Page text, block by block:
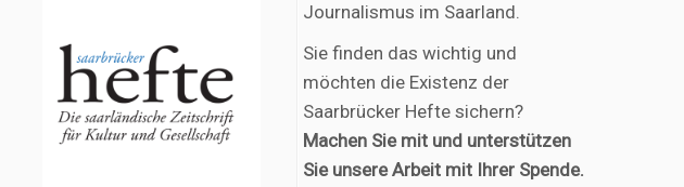
Journalismus im Saarland.
Sie finden das wichtig und
möchten die Existenz der
Saarbrücker Hefte sichern?
Machen Sie mit und unterstützen
Sie unsere Arbeit mit Ihrer Spende.